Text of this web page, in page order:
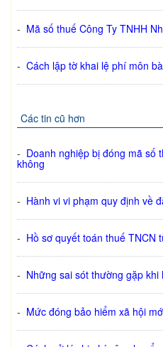
- Mã số thuế Công Ty TNHH
- Cách lập tờ khai lệ phí môn
Các tin cũ hơn
- Doanh nghiệp bị đóng mã số
không
- Hành vi vi phạm quy định về
- Hồ sơ quyết toán thuế TNCN
- Những sai sót thường gặp khi
- Mức đóng bảo hiểm xã hội